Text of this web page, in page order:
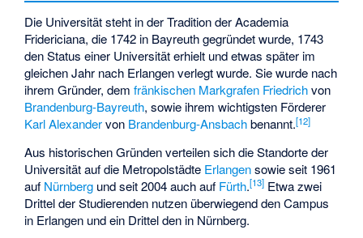
Die Universität steht in der Tradition der Academia
Fridericiana, die 1742 in Bayreuth gegründet wurde, 1743
den Status einer Universität erhielt und etwas später im
gleichen Jahr nach Erlangen verlegt wurde. Sie wurde nach
ihrem Gründer, demfränkischen Markgrafen Friedrichvon
Brandenburg-Bayreuth, sowie ihrem wichtigsten Förderer
Karl Alexandervon Brandenburg-Ansbachbenannt.[12]
Aus historischen Gründen verteilen sich die Standorte der
Universität auf die Metropolstädte Erlangensowie seit 1961
auf Nürnberg und seit 2004 auch auf Fürth.[13] Etwa zwei
Drittel der Studierenden nutzen überwiegend den Campus
in Erlangen und ein Drittel den in Nürnberg.